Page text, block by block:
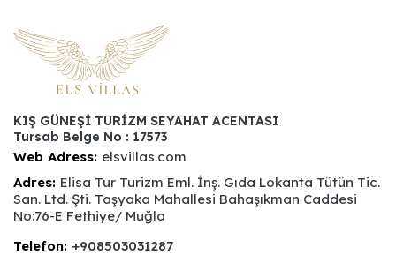
KIŞ GÜNEŞİ TURİZM SEYAHAT ACENTASI
Tursab Belge No : 17573
Web Adress: elsvillas.com
Adres: Elisa Tur Turizm Eml. İnş. Gıda Lokanta Tütün Tic.
San. Ltd. Şti. Taşyaka Mahallesi Bahaşıkman Caddesi
No:76-E Fethiye/ Muğla
Telefon: +908503031287